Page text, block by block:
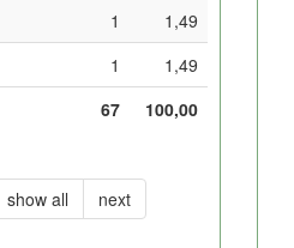
1
1,49
1
1,49
67
100,00
show all next